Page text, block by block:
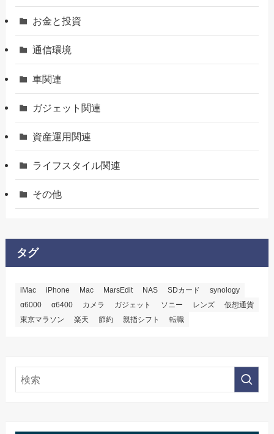
お金と投資
通信環境
車関連
ガジェット関連
資産運用関連
ライフスタイル関連
その他
タグ
iMac iPhone Mac MarsEdit NAS SDカード
synology
α6000
α6400 カメラ ガジェット ソニー レンズ
仮想通貨
東京マラソン
楽天 節約 親指シフト 転職